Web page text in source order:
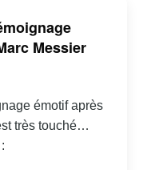
Messier
émotif après
très touché…